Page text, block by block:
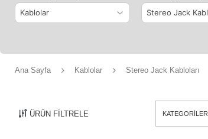
Ana Sayfa Kablolar Stereo Jack Kabloları
ÜRÜN FİLTRELE KATEGORİLER